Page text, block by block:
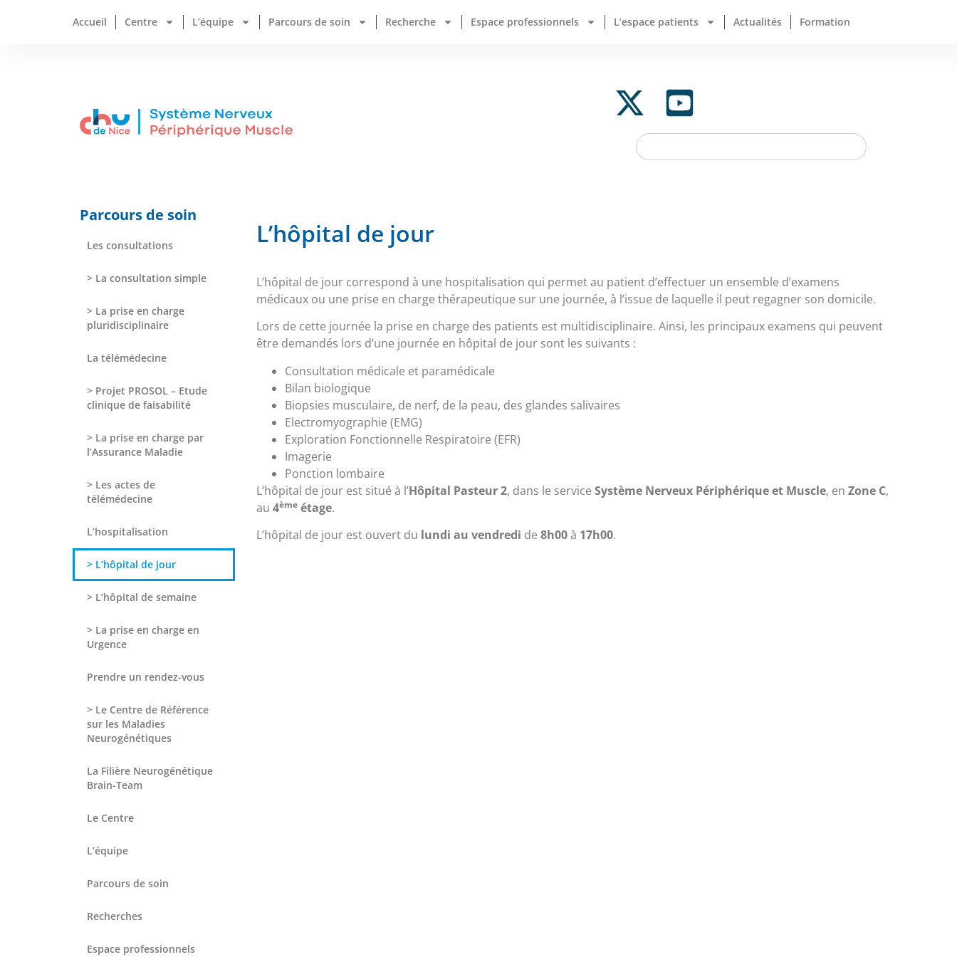
Accueil Centre L’équipe Parcours de soin Recherche Espace professionnels L’espace patients Actualités Formation
Parcours de soin
Les consultations
> La consultation simple
> La prise en charge
pluridisciplinaire
La télémédecine
> Projet PROSOL – Etude
clinique de faisabilité
> La prise en charge par
l’Assurance Maladie
> Les actes de
télémédecine
L’hospitalisation
> L’hôpital de jour
> L’hôpital de semaine
> La prise en charge en
Urgence
Prendre un rendez-vous
> Le Centre de Référence
sur les Maladies
Neurogénétiques
La Filière Neurogénétique
Brain-Team
Le Centre
L’équipe
Parcours de soin
Recherches
Espace professionnels
L’hôpital de jour
L’hôpital de jour correspond à une hospitalisation qui permet au patient d’effectuer un ensemble d’examens
médicaux ou une prise en charge thérapeutique sur une journée, à l’issue de laquelle il peut regagner son domicile.
Lors de cette journée la prise en charge des patients est multidisciplinaire. Ainsi, les principaux examens qui peuvent
être demandés lors d’une journée en hôpital de jour sont les suivants :
Consultation médicale et paramédicale
Bilan biologique
Biopsies musculaire, de nerf, de la peau, des glandes salivaires
Electromyographie (EMG)
Exploration Fonctionnelle Respiratoire (EFR)
Imagerie
Ponction lombaire
L’hôpital de jour est situé à l’Hôpital Pasteur 2, dans le service Système Nerveux Périphérique et Muscle, en Zone C,
au 4ème étage.
L’hôpital de jour est ouvert du lundi au vendredi de 8h00à 17h00.